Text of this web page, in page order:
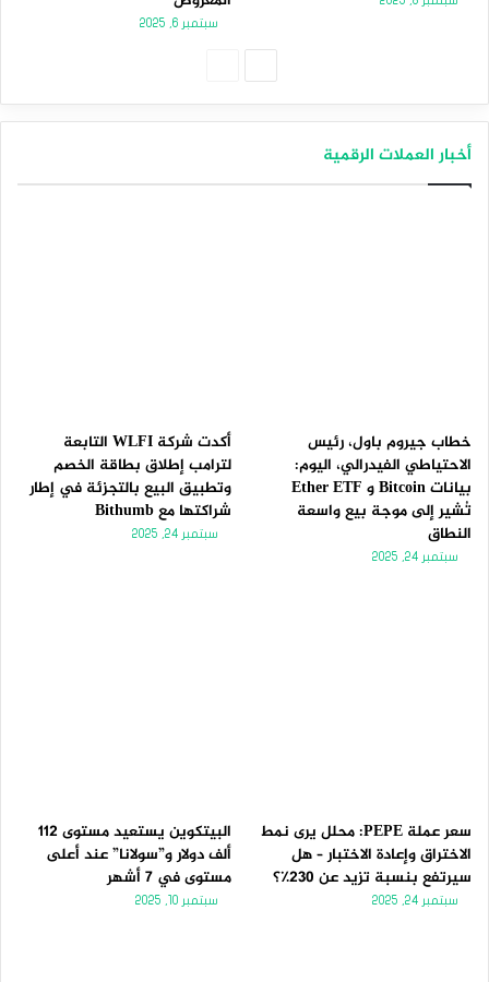
سبتمبر 6, 2025
أخبار العملات الرقمية
خطاب جيروم باول، رئيس
الاحتياطي الفيدرالي، اليوم:
بيانات Bitcoin و Ether ETF
تُشير إلى موجة بيع واسعة
النطاق
سبتمبر 24, 2025
أكدت شركة WLFI التابعة
لترامب إطلاق بطاقة الخصم
وتطبيق البيع بالتجزئة في إطار
شراكتها مع Bithumb
سبتمبر 24, 2025
سعر عملة PEPE: محلل يرى نمط
الاختراق وإعادة الاختبار – هل
سيرتفع بنسبة تزيد عن 230٪؟
سبتمبر 24, 2025
البيتكوين يستعيد مستوى 112
ألف دولار و”سولانا” عند أعلى
مستوى في 7 أشهر
سبتمبر 10, 2025